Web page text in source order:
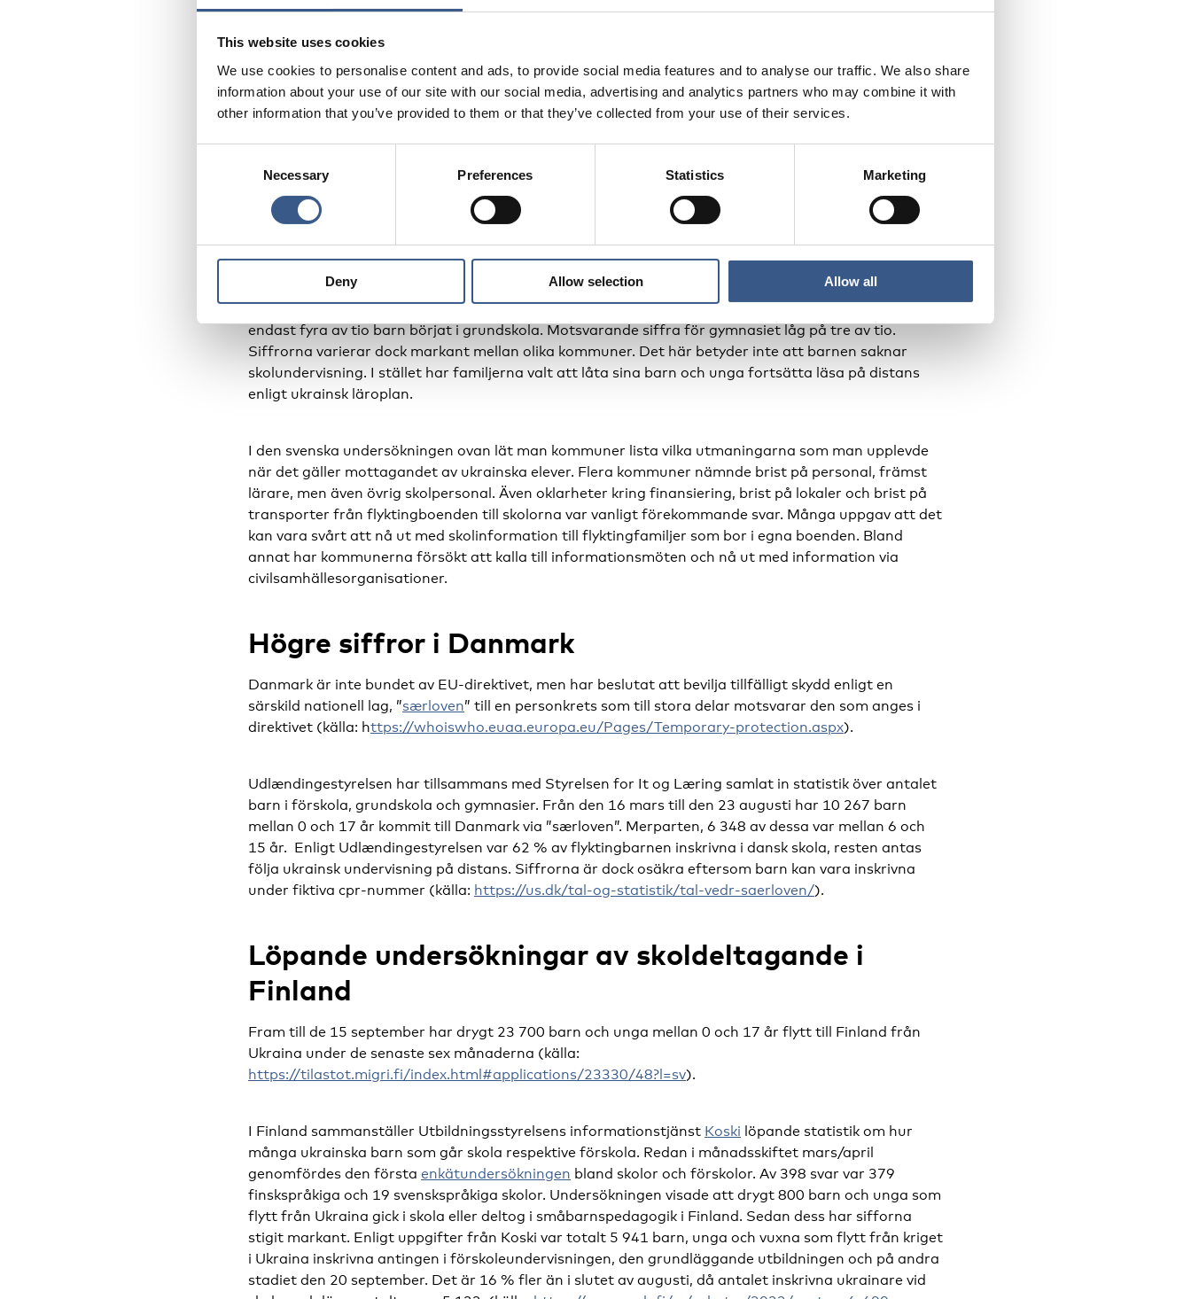
This website uses cookies
We use cookies to personalise content and ads, to provide social media features and to analyse our traffic. We also share
information about your use of our site with our social media, advertising and analytics partners who may combine it with
other information that you’ve provided to them or that they’ve collected from your use of their services.
Necessary Preferences Statistics Marketing
Deny Allow selection Allow all
Erfarenheter från pandemin då flera länder helt eller delvis övergick till distansundervisning visar att
många elever blev isolerade och upplevde oro och negativa känslor av ensamhet. Detsamma riskerar
möjligheten att få kontakt med jämnåriga och få tillgång till det nya språket. Riskerna är också stora
att eventuell fysisk och psykisk ohälsa inte fångas upp av skolpersonal eller skolhälsovården.
Mindre än hälften av nyanlända ukrainska barn är
inskrivna i svensk skola
Enligt svenska Migrationsverketsstatistikfrån den 9 maj 2022 var drygt 9 600 ukrainska barn och
unga mellan 6 och 19 år inskrivna i det svenska mottagningssystemet. För att få en bild av hur
många av dessa som går i svensk skola genomförde Skolverket en
enkätundersökningunder
perioden 9–11 maj bland de kommuner som har tagit emot flest flyktingar. Resultatet visade att
endast fyra av tio barn börjat i grundskola. Motsvarande siffra för gymnasiet låg på tre av tio.
Siffrorna varierar dock markant mellan olika kommuner. Det här betyder inte att barnen saknar
skolundervisning. I stället har familjerna valt att låta sina barn och unga fortsätta läsa på distans
enligt ukrainsk läroplan.
I den svenska undersökningen ovan lät man kommuner lista vilka utmaningarna som man upplevde
när det gäller mottagandet av ukrainska elever. Flera kommuner nämnde brist på personal, främst
lärare, men även övrig skolpersonal. Även oklarheter kring finansiering, brist på lokaler och brist på
transporter från flyktingboenden till skolorna var vanligt förekommande svar. Många uppgav att det
kan vara svårt att nå ut med skolinformation till flyktingfamiljer som bor i egna boenden. Bland
annat har kommunerna försökt att kalla till informationsmöten och nå ut med information via
civilsamhällesorganisationer.
Högre siffror i Danmark
Danmark är inte bundet av EU-direktivet, men har beslutat att bevilja tillfälligt skydd enligt en
särskild nationell lag, ”særloven” till en personkrets som till stora delar motsvarar den som anges i
direktivet (källa: https://whoiswho.euaa.europa.eu/Pages/Temporary-protection.aspx).
Udlændingestyrelsen har tillsammans med Styrelsen for It og Læring samlat in statistik över antalet
barn i förskola, grundskola och gymnasier. Från den 16 mars till den 23 augusti har 10 267 barn
mellan 0 och 17 år kommit till Danmark via ”særloven”. Merparten, 6 348 av dessa var mellan 6 och
15 år. Enligt Udlændingestyrelsen var 62 % av flyktingbarnen inskrivna i dansk skola, resten antas
följa ukrainsk undervisning på distans. Siffrorna är dock osäkra eftersom barn kan vara inskrivna
under fiktiva cpr-nummer (källa: https://us.dk/tal-og-statistik/tal-vedr-saerloven/).
Löpande undersökningar av skoldeltagande i
Finland
Fram till de 15 september har drygt 23 700 barn och unga mellan 0 och 17 år flytt till Finland från
Ukraina under de senaste sex månaderna (källa:
https://tilastot.migri.fi/index.html#applications/23330/48?l=sv).
I Finland sammanställer Utbildningsstyrelsens informationstjänst Koski löpande statistik om hur
många ukrainska barn som går skola respektive förskola. Redan i månadsskiftet mars/april
genomfördes den första enkätundersökningen bland skolor och förskolor. Av 398 svar var 379
finskspråkiga och 19 svenskspråkiga skolor. Undersökningen visade att drygt 800 barn och unga som
flytt från Ukraina gick i skola eller deltog i småbarnspedagogik i Finland. Sedan dess har sifforna
stigit markant. Enligt uppgifter från Koski var totalt 5 941 barn, unga och vuxna som flytt från kriget
i Ukraina inskrivna antingen i förskoleundervisningen, den grundläggande utbildningen och på andra
stadiet den 20 september. Det är 16 % fler än i slutet av augusti, då antalet inskrivna ukrainare vid